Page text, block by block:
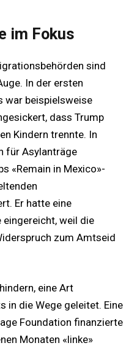
im Fokus
sind
In der ersten
war beispielsweise
dass Trump
Kindern trennte. In
für Asylanträge
«Remain in Mexico»-
Er hatte eine
weil die
zum Amtseid
eine Art
in die Wege geleitet. Eine
Foundation finanzierte
Monaten «linke»